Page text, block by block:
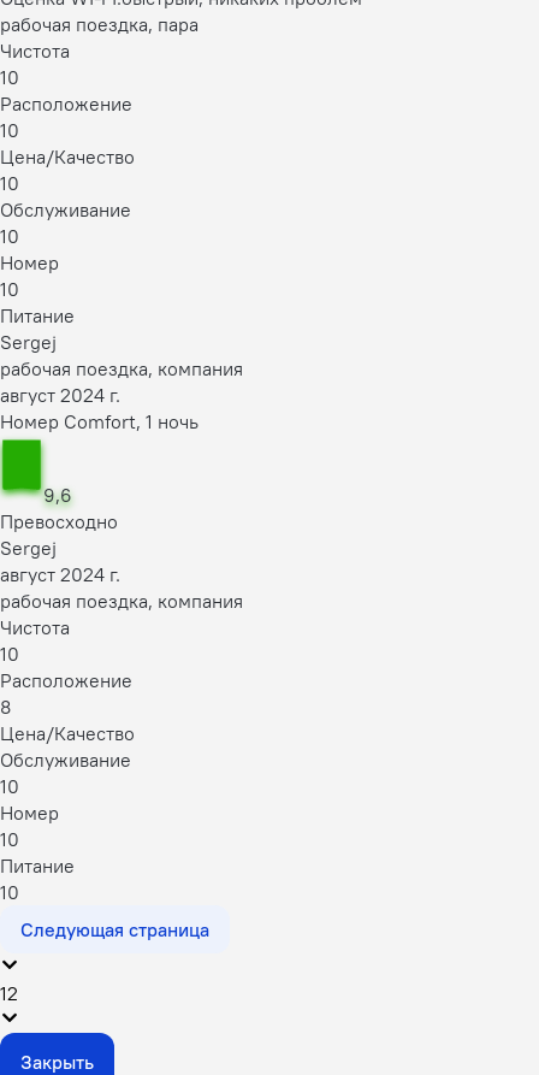
рабочая поездка, пара
Чистота
10
Расположение
10
Цена/Качество
10
Обслуживание
10
Номер
10
Питание
Sergej
рабочая поездка, компания
август 2024 г.
Номер Comfort, 1 ночь
9,6
Превосходно
Sergej
август 2024 г.
рабочая поездка, компания
Чистота
10
Расположение
8
Цена/Качество
Обслуживание
10
Номер
10
Питание
10
Следующая страница
12
Закрыть